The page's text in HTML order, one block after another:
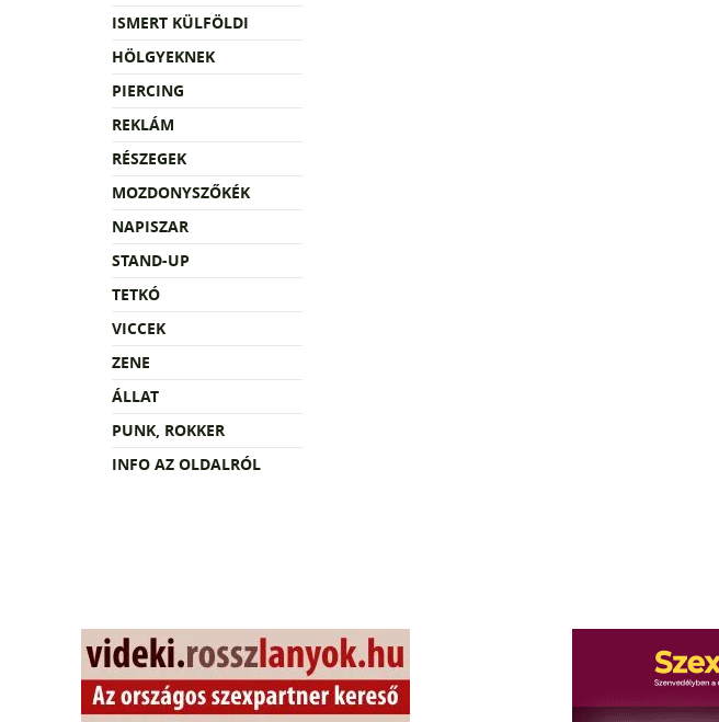
ISMERT KÜLFÖLDI
HÖLGYEKNEK
PIERCING
REKLÁM
RÉSZEGEK
MOZDONYSZŐKÉK
NAPISZAR
STAND-UP
TETKÓ
VICCEK
ZENE
ÁLLAT
PUNK, ROKKER
INFO AZ OLDALRÓL